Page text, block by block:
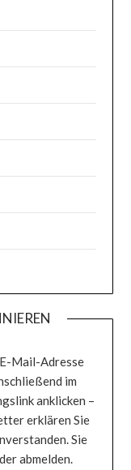
Mail-Adresse
im
anklicken –
erklären Sie
Sie
abmelden.